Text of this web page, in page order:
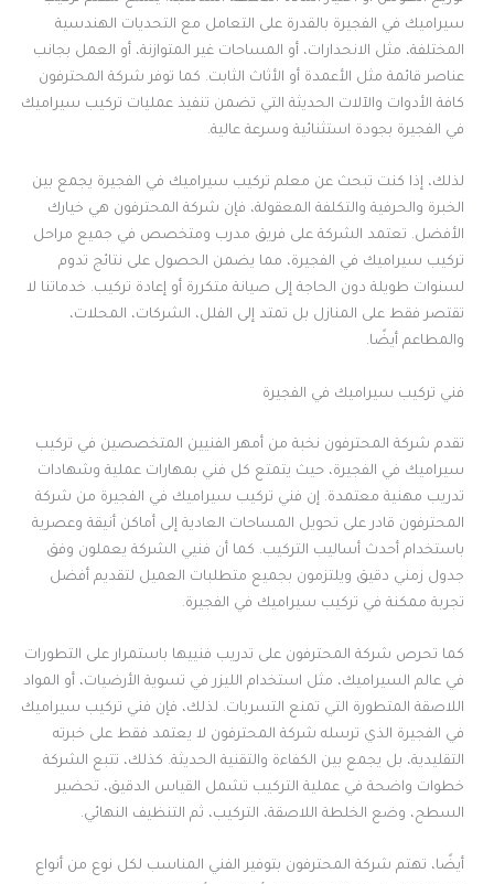
سيراميك في الفجيرة بالقدرة على التعامل مع التحديات الهندسية
المختلفة، مثل الانحدارات، أو المساحات غير المتوازنة، أو العمل بجانب
عناصر قائمة مثل الأعمدة أو الأثاث الثابت. كما توفر شركة المحترفون
كافة الأدوات والآلات الحديثة التي تضمن تنفيذ عمليات تركيب سيراميك
في الفجيرة بجودة استثنائية وسرعة عالية.
لذلك، إذا كنت تبحث عن معلم تركيب سيراميك في الفجيرة يجمع بين
الخبرة والحرفية والتكلفة المعقولة، فإن شركة المحترفون هي خيارك
الأفضل. تعتمد الشركة على فريق مدرب ومتخصص في جميع مراحل
تركيب سيراميك في الفجيرة، مما يضمن الحصول على نتائج تدوم
لسنوات طويلة دون الحاجة إلى صيانة متكررة أو إعادة تركيب. خدماتنا لا
تقتصر فقط على المنازل بل تمتد إلى الفلل، الشركات، المحلات،
والمطاعم أيضًا.
فني تركيب سيراميك في الفجيرة
تقدم شركة المحترفون نخبة من أمهر الفنيين المتخصصين في تركيب
سيراميك في الفجيرة، حيث يتمتع كل فني بمهارات عملية وشهادات
تدريب مهنية معتمدة. إن فني تركيب سيراميك في الفجيرة من شركة
المحترفون قادر على تحويل المساحات العادية إلى أماكن أنيقة وعصرية
باستخدام أحدث أساليب التركيب. كما أن فنيي الشركة يعملون وفق
جدول زمني دقيق ويلتزمون بجميع متطلبات العميل لتقديم أفضل
تجربة ممكنة في تركيب سيراميك في الفجيرة.
كما تحرص شركة المحترفون على تدريب فنييها باستمرار على التطورات
في عالم السيراميك، مثل استخدام الليزر في تسوية الأرضيات، أو المواد
اللاصقة المتطورة التي تمنع التسربات. لذلك، فإن فني تركيب سيراميك
في الفجيرة الذي ترسله شركة المحترفون لا يعتمد فقط على خبرته
التقليدية، بل يجمع بين الكفاءة والتقنية الحديثة. كذلك، تتبع الشركة
خطوات واضحة في عملية التركيب تشمل القياس الدقيق، تحضير
السطح، وضع الخلطة اللاصقة، التركيب، ثم التنظيف النهائي.
أيضًا، تهتم شركة المحترفون بتوفير الفني المناسب لكل نوع من أنواع